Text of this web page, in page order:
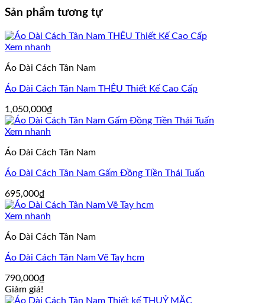
Sản phẩm tương tự
Xem nhanh
Áo Dài Cách Tân Nam
Áo Dài Cách Tân Nam THÊU Thiết Kế Cao Cấp
1,050,000₫
Xem nhanh
Áo Dài Cách Tân Nam
Áo Dài Cách Tân Nam Gấm Đồng Tiền Thái Tuấn
695,000₫
Xem nhanh
Áo Dài Cách Tân Nam
Áo Dài Cách Tân Nam Vẽ Tay hcm
790,000₫
Giảm giá!